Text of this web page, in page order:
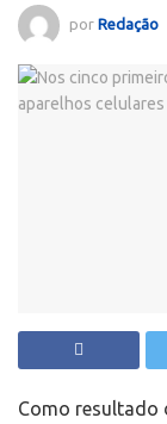
por Redação
Como resultado